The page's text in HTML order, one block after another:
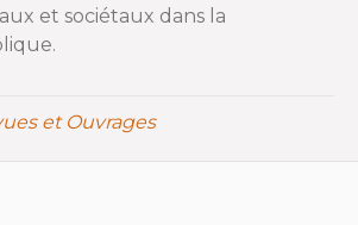
et sociétaux dans la
et Ouvrages